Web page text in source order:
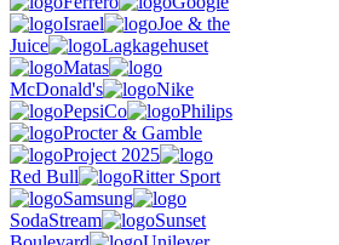
Israel
Joe & the
Juice
Lagkagehuset
Matas
McDonald's
Nike
PepsiCo
Philips
Procter & Gamble
Project 2025
Red Bull
Ritter Sport
Samsung
SodaStream
Sunset